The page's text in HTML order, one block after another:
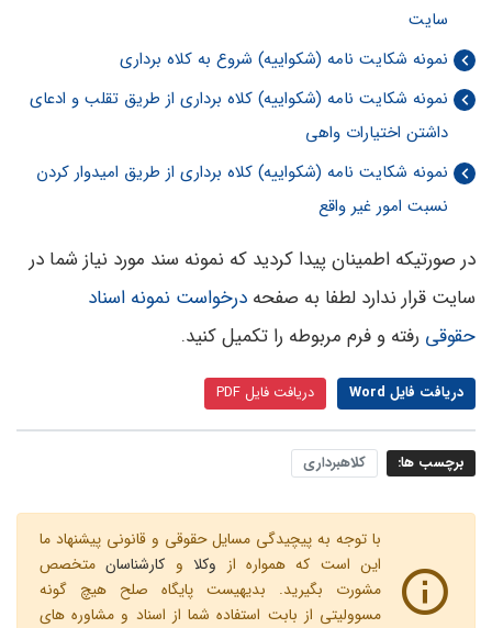
سایت
نمونه شکایت نامه (شکواییه) شروع به کلاه برداری
نمونه شکایت نامه (شکواییه) کلاه برداری از طریق تقلب و ادعای
داشتن اختیارات واهی
نمونه شکایت نامه (شکواییه) کلاه برداری از طریق امیدوار کردن
نسبت امور غیر واقع
در صورتیکه اطمینان پیدا کردید که نمونه سند مورد نیاز شما در
سایت قرار ندارد لطفا به صفحه درخواست نمونه اسناد
حقوقی رفته و فرم مربوطه را تکمیل کنید.
دریافت فایل Word دریافت فایل PDF
برچسب ها: کلاهبرداری
با توجه به پیچیدگی مسایل حقوقی و قانونی پیشنهاد ما
این است که همواره از وکلاو کارشناسانمتخصص
مشورت بگیرید. بدیهیست پایگاه صلح هیچ گونه
مسوولیتی از بابت استفاده شما از اسناد و مشاوره های